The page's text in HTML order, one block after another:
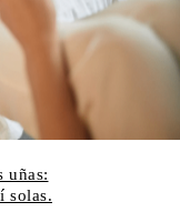
uñas:
solas.